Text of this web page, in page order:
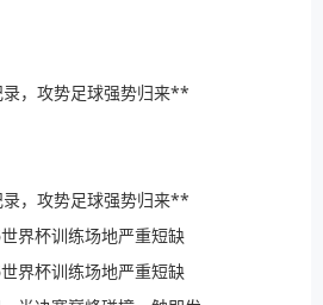
，攻势足球强势归来**
，攻势足球强势归来**
界杯训练场地严重短缺
界杯训练场地严重短缺